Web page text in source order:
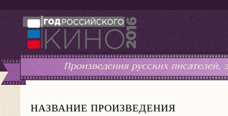
Произведения русских
НАЗВАНИЕ ПРОИЗВЕДЕНИЯ